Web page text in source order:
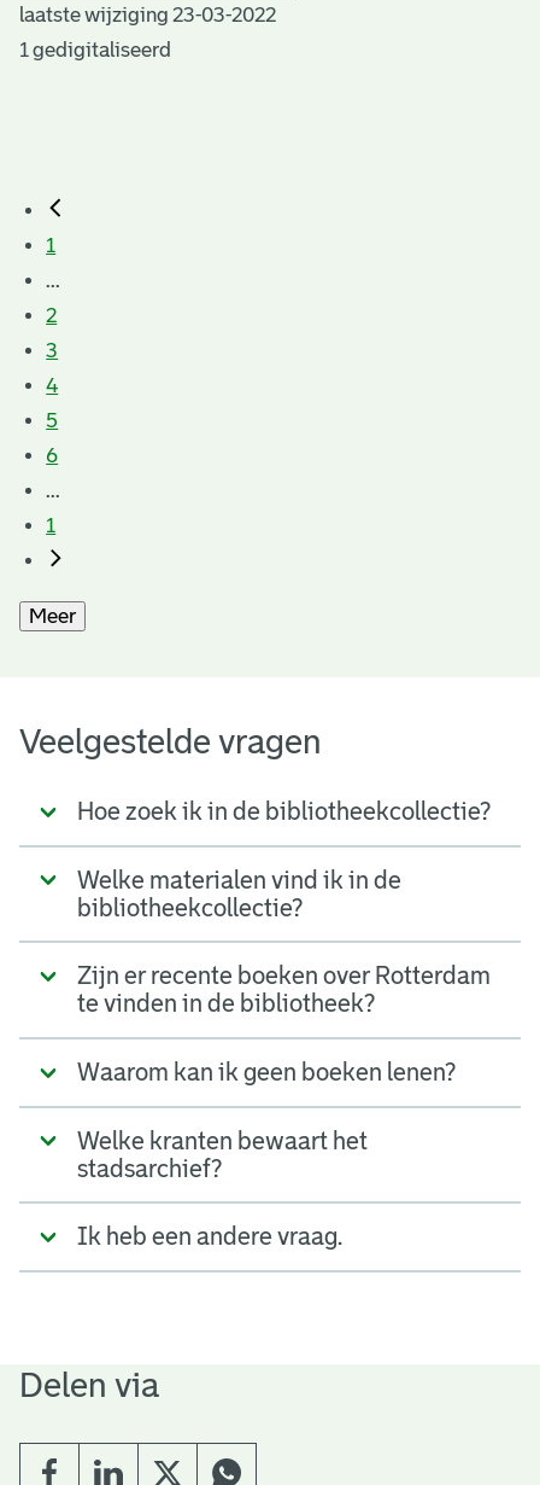
laatste wijziging 23-03-2022
1 gedigitaliseerd
1
...
2
3
4
5
6
...
1
Meer
Veelgestelde vragen
Hoe zoek ik in de bibliotheekcollectie?
Welke materialen vind ik in de
bibliotheekcollectie?
Zijn er recente boeken over Rotterdam
te vinden in de bibliotheek?
Waarom kan ik geen boeken lenen?
Welke kranten bewaart het
stadsarchief?
Ik heb een andere vraag.
Delen via